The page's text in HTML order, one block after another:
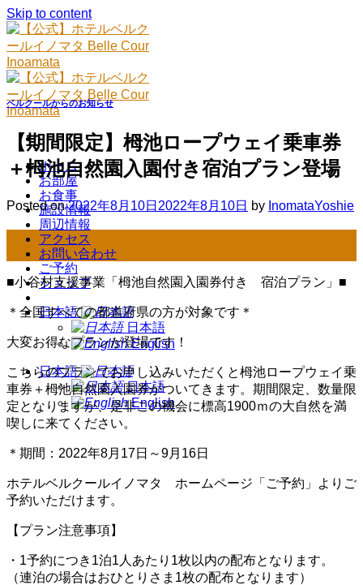
Skip to content
ホーム
お部屋
お食事
施設情報
周辺情報
アクセス
お問い合わせ
ご予約
ショップ
日本語
日本語
English
日本語
日本語
English
ベルクールからのお知らせ
【期間限定】栂池ロープウェイ乗車券
＋栂池自然園入園付き宿泊プラン登場
Posted on2022年8月10日 2022年8月10日 by InomataYoshie
8月
■小谷村支援事業「栂池自然園入園券付き 宿泊プラン」■
＊全国すべての都道府県の方が対象です＊
大変お得なプランが登場です！
こちらのプランでお申し込みいただくと栂池ロープウェイ乗
車券＋栂池自然園入園券がついてきます。期間限定、数量限
定となりますが、是非この機会に標高1900ｍの大自然を満
喫しに来てください。
＊期間：2022年8月17日～9月16日
ホテルベルクールイノマタ ホームページ「ご予約」よりご
予約いただけます。
【プラン注意事項】
・1予約につき1泊1人あたり1枚以内の配布となります。
（連泊の場合はおひとりさま1枚の配布となります）